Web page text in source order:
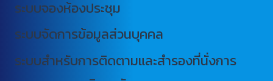
ระบบจองห้องประชุม
ระบบจัดการข้อมูลส่วนบุคคล
ระบบสำหรับการติดตามและสำรองที่นั่งการ